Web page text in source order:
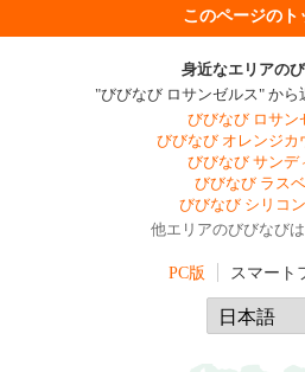
このページのト
身近なエリアの
"びびなび ロサンゼルス" から
びびなび ロサン
びびなび オレンジカ
びびなび サンデ
びびなび ラス
びびなび シリコ
他エリアのびびなび
PC版 スマート